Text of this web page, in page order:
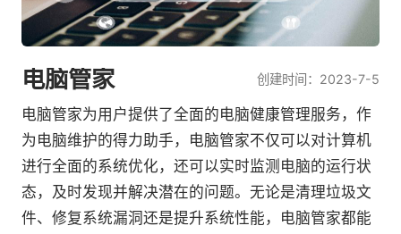
电脑管家 创建时间：2023-7-5
电脑管家为用户提供了全面的电脑健康管理服务，作
为电脑维护的得力助手，电脑管家不仅可以对计算机
进行全面的系统优化，还可以实时监测电脑的运行状
态，及时发现并解决潜在的问题。无论是清理垃圾文
件、修复系统漏洞还是提升系统性能，电脑管家都能